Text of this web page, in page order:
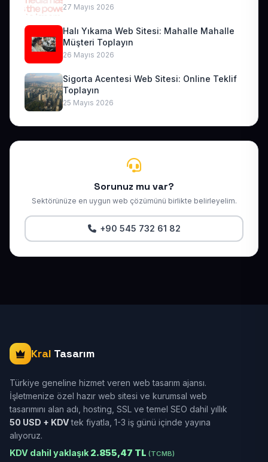
27 Mayıs 2026
Halı Yıkama Web Sitesi: Mahalle Mahalle
Müşteri Toplayın
26 Mayıs 2026
Sigorta Acentesi Web Sitesi: Online Teklif
Toplayın
25 Mayıs 2026
Sorunuz mu var?
Sektörünüze en uygun web çözümünü birlikte belirleyelim.
+90 545 732 61 82
Kral Tasarım
Türkiye geneline hizmet veren web tasarım ajansı.
İşletmenize özel hazır web sitesi ve kurumsal web
tasarımını alan adı, hosting, SSL ve temel SEO dahil yıllık
50 USD + KDVtek fiyatla, 1-3 iş günü içinde yayına
alıyoruz.
KDV dahil yaklaşık 2.855,47 TL (TCMB)